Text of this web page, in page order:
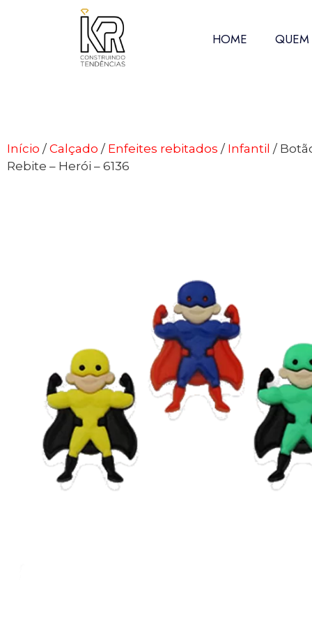
HOME
Início / Calçado / Enfeites rebitados / Infantil /
Rebite – Herói – 6136